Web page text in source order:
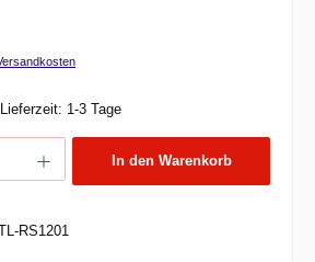
1-3 Tage
In den Warenkorb
RS1201